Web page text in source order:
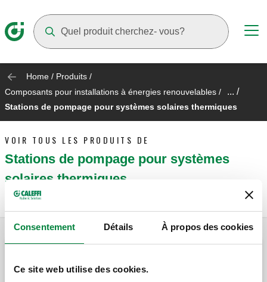
Consentement Détails À propos des cookies
Ce site web utilise des cookies.
Home / Produits /
Composants pour installations à énergies renouvelables / ... /
Stations de pompage pour systèmes solaires thermiques
VOIR TOUS LES PRODUITS DE
Stations de pompage pour systèmes
solaires thermiques
Groupe de régulation pour installations
solaires. Connexion de retour.